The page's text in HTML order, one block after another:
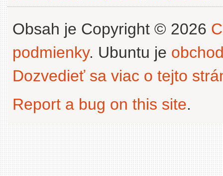
Obsah je Copyright © 2026
podmienky. Ubuntu je
Dozvedieť sa viac o tejto
Report a bug on this site.